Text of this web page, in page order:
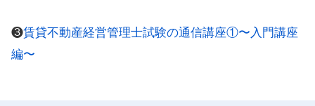
❸賃貸不動産経営管理士試験の通信講座①〜入門講座
編〜